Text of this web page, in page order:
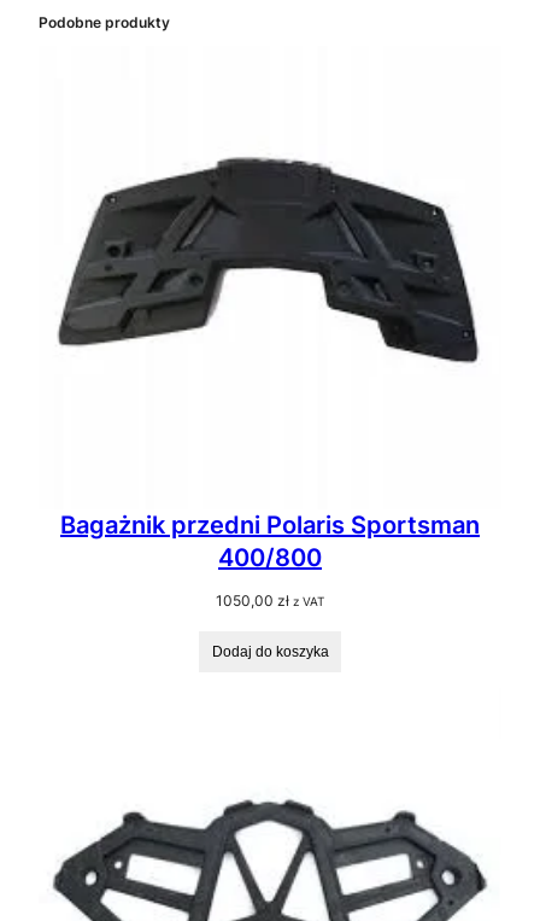
Podobne produkty
Bagażnik przedni Polaris Sportsman
400/800
1050,00 zł z VAT
Dodaj do koszyka